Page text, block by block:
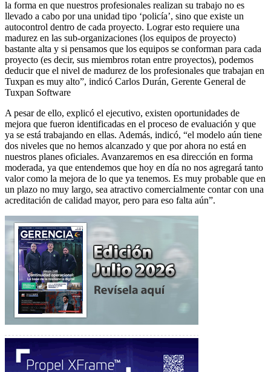
la forma en que nuestros profesionales realizan su trabajo no es
llevado a cabo por una unidad tipo ‘policía’, sino que existe un
autocontrol dentro de cada proyecto. Lograr esto requiere una
madurez en las sub-organizaciones (los equipos de proyecto)
bastante alta y si pensamos que los equipos se conforman para cada
proyecto (es decir, sus miembros rotan entre proyectos), podemos
deducir que el nivel de madurez de los profesionales que trabajan en
Tuxpan es muy alto”, indicó Carlos Durán, Gerente General de
Tuxpan Software
A pesar de ello, explicó el ejecutivo, existen oportunidades de
mejora que fueron identificadas en el proceso de evaluación y que
ya se está trabajando en ellas. Además, indicó, “el modelo aún tiene
dos niveles que no hemos alcanzado y que por ahora no está en
nuestros planes oficiales. Avanzaremos en esa dirección en forma
moderada, ya que entendemos que hoy en día no nos agregará tanto
valor como la mejora de lo que ya tenemos. Es muy probable que en
un plazo no muy largo, sea atractivo comercialmente contar con una
acreditación de calidad mayor, pero para eso falta aún”.